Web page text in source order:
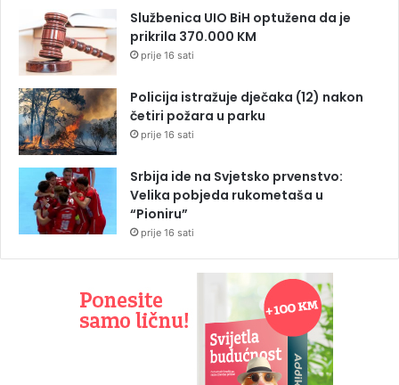
Službenica UIO BiH optužena da je
prikrila 370.000 KM
prije 16 sati
Policija istražuje dječaka (12) nakon
četiri požara u parku
prije 16 sati
Srbija ide na Svjetsko prvenstvo:
Velika pobjeda rukometaša u
“Pioniru”
prije 16 sati